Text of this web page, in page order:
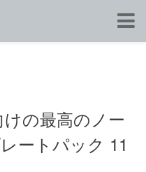
けの最高のノー
ートパック 11